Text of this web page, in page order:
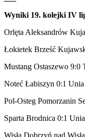
Wyniki 19. kolejki IV
Orlęta Aleksandrów
Łokietek Brześć
Mustang Ostaszewo 9:0
Noteć Łabiszyn 0:1
Pol-Osteg Pomorzanin
Sparta Brodnica 0:1